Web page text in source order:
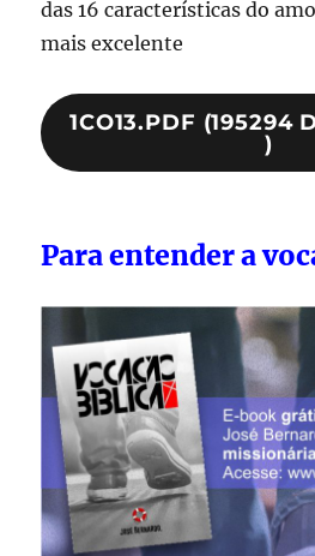
das 16 características do
mais excelente
1CO13.PDF (195294
)
Para entender a